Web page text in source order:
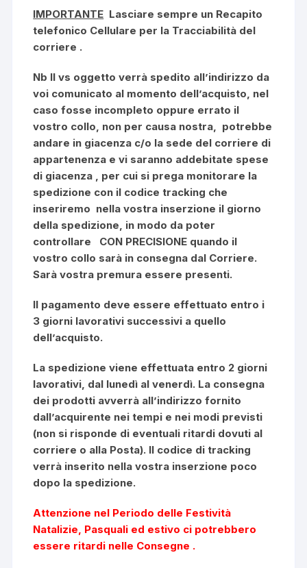
IMPORTANTE Lasciare sempre un Recapito
telefonico Cellulare per la Tracciabilità del
corriere .
Nb Il vs oggetto verrà spedito all’indirizzo da
voi comunicato al momento dell’acquisto, nel
caso fosse incompleto oppure errato il
vostro collo, non per causa nostra, potrebbe
andare in giacenza c/o la sede del corriere di
appartenenza e vi saranno addebitate spese
di giacenza , per cui si prega monitorare la
spedizione con il codice tracking che
inseriremo nella vostra inserzione il giorno
della spedizione, in modo da poter
controllare CON PRECISIONE quando il
vostro collo sarà in consegna dal Corriere.
Sarà vostra premura essere presenti.
Il pagamento deve essere effettuato entro i
3 giorni lavorativi successivi a quello
dell’acquisto.
La spedizione viene effettuata entro 2 giorni
lavorativi, dal lunedì al venerdì. La consegna
dei prodotti avverrà all’indirizzo fornito
dall’acquirente nei tempi e nei modi previsti
(non si risponde di eventuali ritardi dovuti al
corriere o alla Posta). Il codice di tracking
verrà inserito nella vostra inserzione poco
dopo la spedizione.
Attenzione nel Periodo delle Festività
Natalizie, Pasquali ed estivo ci potrebbero
essere ritardi nelle Consegne .